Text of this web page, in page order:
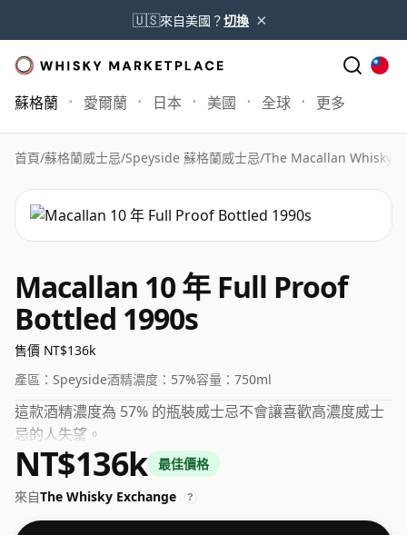
🇺🇸來自美國？切換 ×
蘇格蘭 愛爾蘭 日本 美國 全球 更多
首頁/蘇格蘭威士忌/Speyside 蘇格蘭威士忌/The Macallan Whisky
Macallan 10 年 Full Proof
Bottled 1990s
售價 NT$136k
產區： Speyside酒精濃度： 57%容量： 750ml
這款酒精濃度為 57% 的瓶裝威士忌不會讓喜歡高濃度威士
忌的人失望。
NT$136k
最佳價格
來自The Whisky Exchange ?